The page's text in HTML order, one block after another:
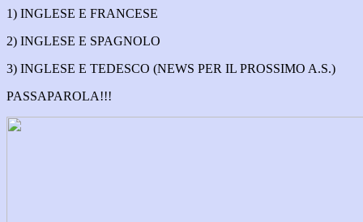
1) INGLESE E FRANCESE
2) INGLESE E SPAGNOLO
3) INGLESE E TEDESCO (NEWS PER IL PROSSIMO A.S.)
PASSAPAROLA!!!